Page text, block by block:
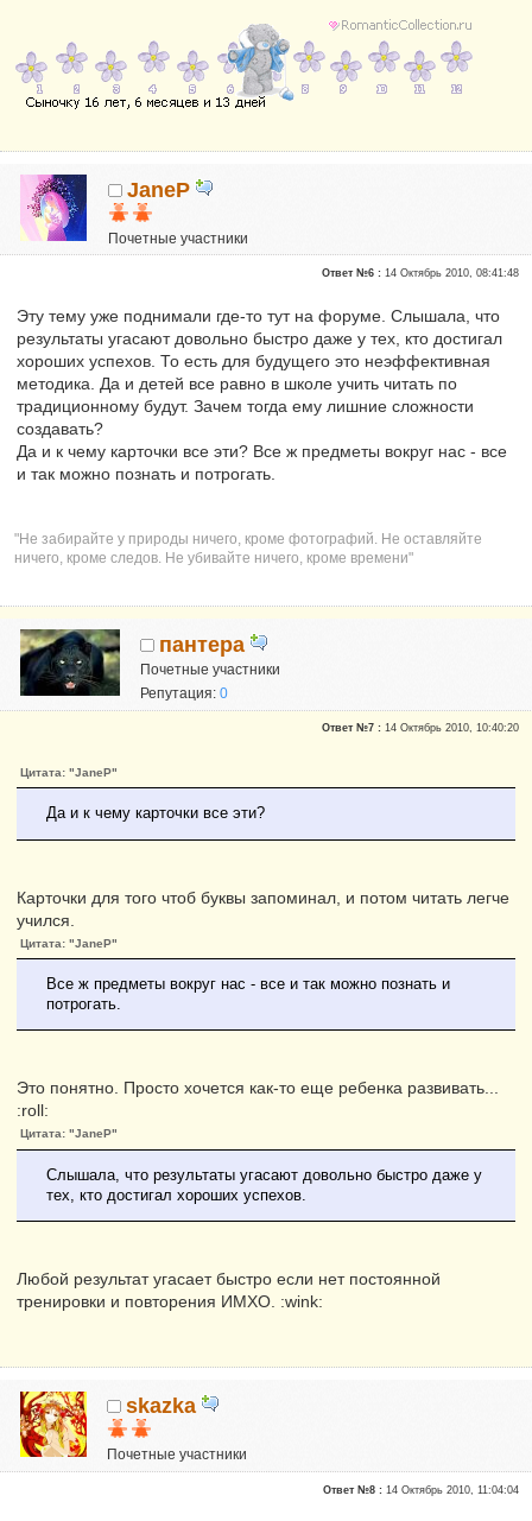
JaneP
Почетные участники
Ответ №6 :14 Октябрь 2010, 08:41:48
Эту тему уже поднимали где-то тут на форуме. Слышала, что
результаты угасают довольно быстро даже у тех, кто достигал
хороших успехов. То есть для будущего это неэффективная
методика. Да и детей все равно в школе учить читать по
традиционному будут. Зачем тогда ему лишние сложности
создавать?
Да и к чему карточки все эти? Все ж предметы вокруг нас - все
и так можно познать и потрогать.
"Не забирайте у природы ничего, кроме фотографий. Не оставляйте
ничего, кроме следов. Не убивайте ничего, кроме времени"
пантера
Почетные участники
Репутация: 0
Ответ №7 :14 Октябрь 2010, 10:40:20
Цитата: "JaneP"
Да и к чему карточки все эти?
Карточки для того чтоб буквы запоминал, и потом читать легче
учился.
Цитата: "JaneP"
Все ж предметы вокруг нас - все и так можно познать и
потрогать.
Это понятно. Просто хочется как-то еще ребенка развивать...
:roll:
Цитата: "JaneP"
Слышала, что результаты угасают довольно быстро даже у
тех, кто достигал хороших успехов.
Любой результат угасает быстро если нет постоянной
тренировки и повторения ИМХО. :wink:
skazka
Почетные участники
Ответ №8 :14 Октябрь 2010, 11:04:04